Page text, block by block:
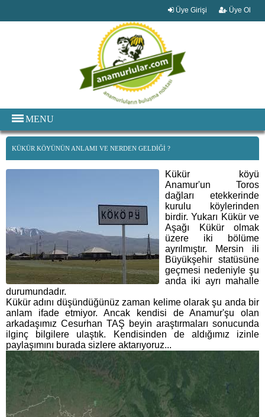
Üye Girişi Üye Ol
MENU
KÜKÜR KÖYÜNÜN ANLAMI VE NERDEN GELDİĞİ ?
Kükür köyü
Anamur'un Toros
dağları etekkerinde
kurulu köylerinden
birdir. Yukarı Kükür ve
Aşağı Kükür olmak
üzere iki bölüme
ayrılmıştır. Mersin ili
Büyükşehir statüsüne
geçmesi nedeniyle şu
anda iki ayrı mahalle
durumundadır.
Kükür adını düşündüğünüz zaman kelime olarak şu anda bir
anlam ifade etmiyor. Ancak kendisi de Anamur'şu olan
arkadaşımız Cesurhan TAŞ beyin araştırmaları sonucunda
ilginç bilgilere ulaştık. Kendisinden de aldığımız izinle
paylaşımını burada sizlere aktarıyoruz...